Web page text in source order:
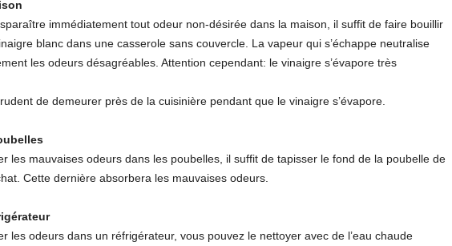
immédiatement tout odeur non-désirée dans la maison, il suffit de faire bouillir
blanc dans une casserole sans couvercle. La vapeur qui s’échappe neutralise
les odeurs désagréables. Attention cependant: le vinaigre s’évapore très
de demeurer près de la cuisinière pendant que le vinaigre s’évapore.
les mauvaises odeurs dans les poubelles, il suffit de tapisser le fond de la poubelle de
Cette dernière absorbera les mauvaises odeurs.
les odeurs dans un réfrigérateur, vous pouvez le nettoyer avec de l’eau chaude